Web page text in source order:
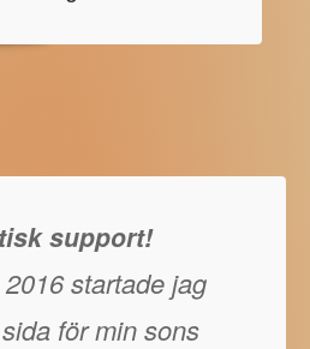
support!
startade jag
för min sons